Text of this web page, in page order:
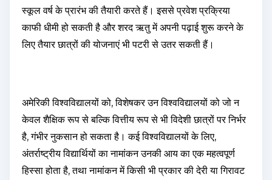
स्कूल वर्ष के प्रारंभ की तैयारी करते हैं। इससे प्रवेश प्रक्रिया
काफी धीमी हो सकती है और शरद ऋतु में अपनी पढ़ाई शुरू करने के
लिए तैयार छात्रों की योजनाएं भी पटरी से उतर सकती हैं।
अमेरिकी विश्वविद्यालयों को, विशेषकर उन विश्वविद्यालयों को जो न
केवल शैक्षिक रूप से बल्कि वित्तीय रूप से भी विदेशी छात्रों पर निर्भर
है, गंभीर नुकसान हो सकता है। कई विश्वविद्यालयों के लिए,
अंतर्राष्ट्रीय विद्यार्थियों का नामांकन उनकी आय का एक महत्वपूर्ण
हिस्सा होता है, तथा नामांकन में किसी भी प्रकार की देरी या गिरावट